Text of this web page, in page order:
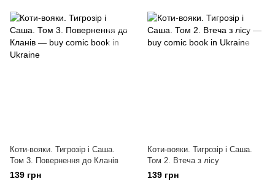
Коти-вояки. Тигрозір і Саша.
Том 3. Повернення до Кланів
139 грн
Коти-вояки. Тигрозір і Саша.
Том 2. Втеча з лісу
139 грн